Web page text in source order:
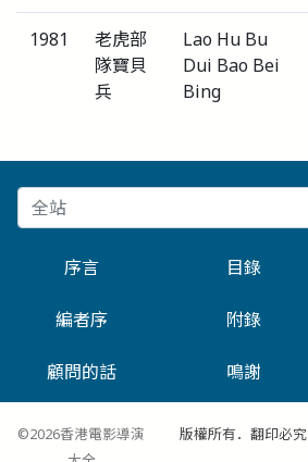
1981
老虎部
隊寶貝
兵
Lao Hu Bu
Dui Bao Bei
Bing
序言 目錄
編者序 附錄
顧問的話 鳴謝
©2026香港電影導演
版權所有．翻印必究